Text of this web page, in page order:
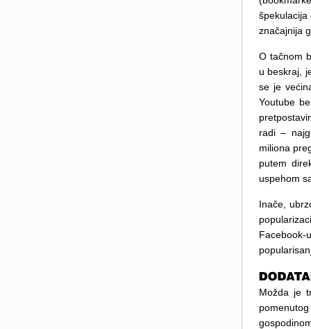
špekulacija
značajnija
O tačnom
u beskraj,
se je
Youtube
radi –
miliona
putem
uspehom
Inače,
Možda je